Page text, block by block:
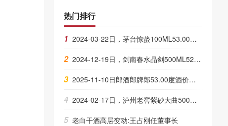
热门排行
1 2024-03-22日，茅台惊蛰100ML53.00度酒每瓶的价格是多少呢？
2 2024-12-19日，剑南春水晶剑500ML52.00度酒每瓶的价格是多少呢？
3 2025-11-10日郎酒郎牌郎53.00度酒价格为140一瓶，下跌 18元
4 2024-02-17日，泸州老窖紫砂大曲500ML52.00度酒每瓶的价格是多少呢？
5 老白干酒高层变动:王占刚任董事长